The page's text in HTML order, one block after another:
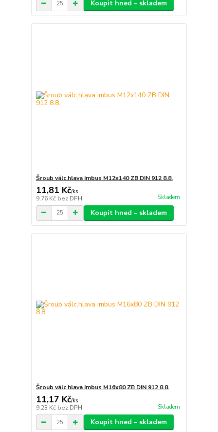
Koupit hned – skladem
Šroub válc.hlava imbus M12x140 ZB DIN 912 8.8.
11,81 Kč/ks
9,76 Kč bez DPH Skladem
Koupit hned – skladem
Šroub válc.hlava imbus M16x80 ZB DIN 912 8.8.
11,17 Kč/ks
9,23 Kč bez DPH Skladem
Koupit hned – skladem